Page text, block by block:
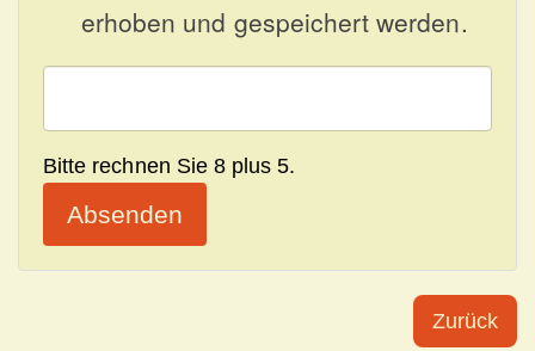
erhoben und gespeichert werden.
Bitte rechnen Sie 8 plus 5.
Absenden
Zurück